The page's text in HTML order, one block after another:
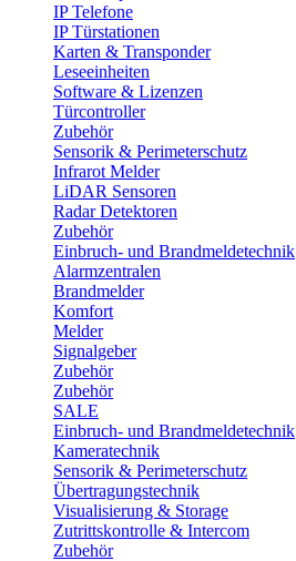
IP Telefone
IP Türstationen
Karten & Transponder
Leseeinheiten
Software & Lizenzen
Türcontroller
Zubehör
Sensorik & Perimeterschutz
Infrarot Melder
LiDAR Sensoren
Radar Detektoren
Zubehör
Einbruch- und Brandmeldetechnik
Alarmzentralen
Brandmelder
Komfort
Melder
Signalgeber
Zubehör
Zubehör
SALE
Einbruch- und Brandmeldetechnik
Kameratechnik
Sensorik & Perimeterschutz
Übertragungstechnik
Visualisierung & Storage
Zutrittskontrolle & Intercom
Zubehör